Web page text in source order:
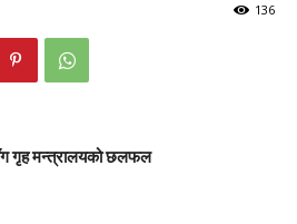
136
गृह मन्त्रालयको छलफल